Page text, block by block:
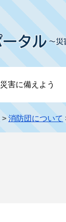
災害に備えよう
> 消防団について